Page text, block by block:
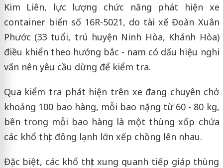
Kim Liên, lực lượng chức năng phát hiện xe
container biển số 16R-5021, do tài xế Đoàn Xuân
Phước (33 tuổi, trú huyện Ninh Hòa, Khánh Hòa)
điều khiển theo hướng bắc - nam có dấu hiệu nghi
vấn nên yêu cầu dừng để kiểm tra.
Qua kiểm tra phát hiện trên xe đang chuyên chở
khoảng 100 bao hàng, mỗi bao nặng từ 60 - 80 kg,
bên trong mỗi bao hàng là một thùng xốp chứa
các khổ thịt đông lạnh lớn xếp chồng lên nhau.
Đặc biệt, các khổ thịt xung quanh tiếp giáp thùng